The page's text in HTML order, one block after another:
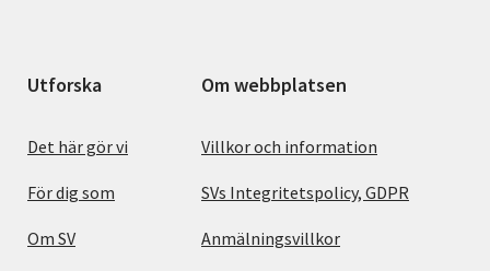
Utforska
Det här gör vi
För dig som
Om SV
Om webbplatsen
Villkor och information
SVs Integritetspolicy, GDPR
Anmälningsvillkor